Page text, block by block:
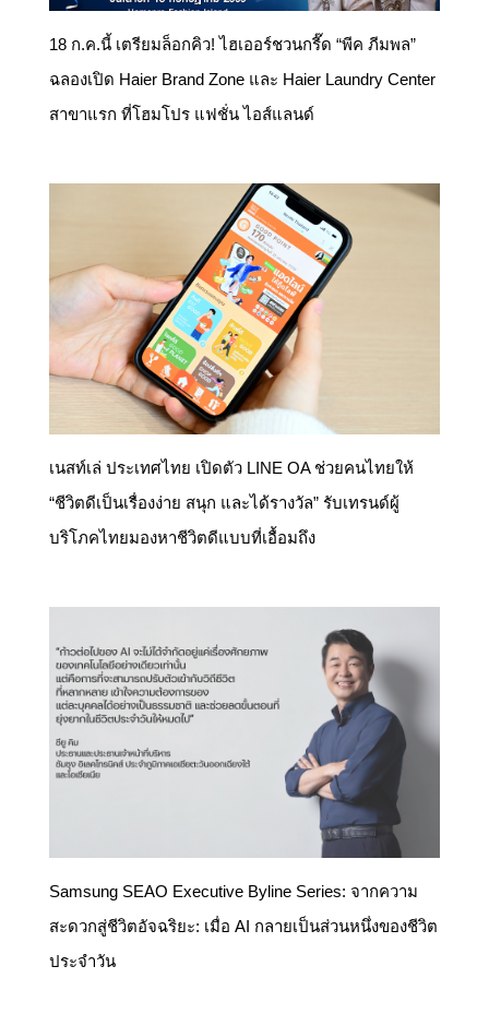
18 ก.ค.นี้ เตรียมล็อกคิว! ไฮเออร์ชวนกรี๊ด “พีค ภีมพล”
ฉลองเปิด Haier Brand Zone และ Haier Laundry Center
สาขาแรก ที่โฮมโปร แฟชั่น ไอส์แลนด์
เนสท์เล่ ประเทศไทย เปิดตัว LINE OA ช่วยคนไทยให้
“ชีวิตดีเป็นเรื่องง่าย สนุก และได้รางวัล” รับเทรนด์ผู้
บริโภคไทยมองหาชีวิตดีแบบที่เอื้อมถึง
Samsung SEAO Executive Byline Series: จากความ
สะดวกสู่ชีวิตอัจฉริยะ: เมื่อ AI กลายเป็นส่วนหนึ่งของชีวิต
ประจำวัน